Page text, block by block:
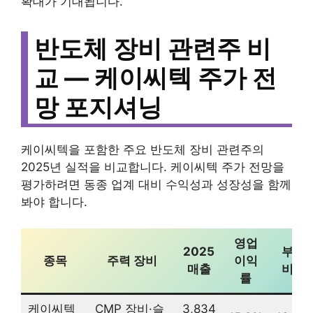
반도체 장비 관련주 비
교 — 케이씨텍 주가 전
망 포지셔닝
케이씨텍을 포함한 주요 반도체 장비 관련주의
2025년 실적을 비교합니다. 케이씨텍 주가 전망을
평가하려면 동종 업계 대비 수익성과 성장성을 함께
봐야 합니다.
종목 주력 장비
2025
매출
영업
이익
률
부채
비율
케이씨텍 CMP 장비·슬 3,834